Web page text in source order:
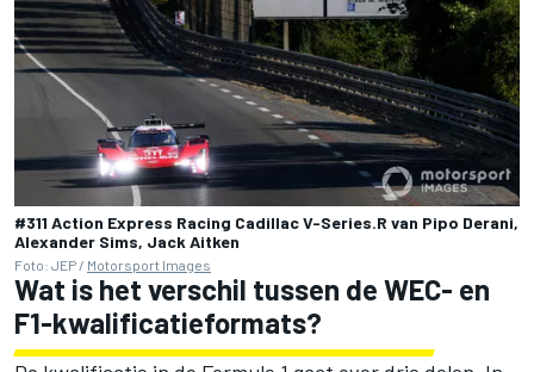
#311 Action Express Racing Cadillac V-Series.R van Pipo Derani,
Alexander Sims, Jack Aitken
Foto: JEP / Motorsport Images
Wat is het verschil tussen de WEC- en
F1-kwalificatieformats?